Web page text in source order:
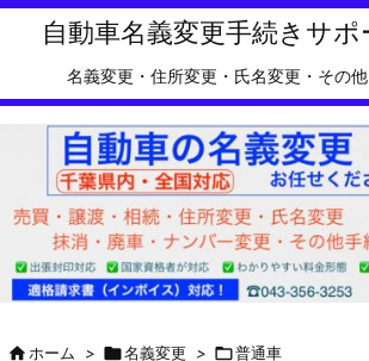
自動車名義変更手続きサ
名義変更・住所変更・氏名変更・その
ホーム > 名義変更 > 普通車